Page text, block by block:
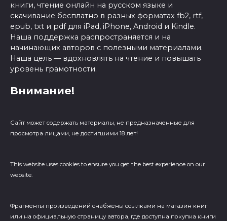
книги, чтение онлайн на русском языке и
скачивание бесплатно в разных форматах fb2, rtf,
epub, txt и pdf для iPad, iPhone, Android и Kindle.
Наша поддержка распространяется и на
начинающих авторов с полезными материалами.
Наша цель — вдохновлять на чтение и повышать
уровень грамотности.
Внимание!
Сайт может содержать материалы, не предназначенные для
просмотра лицами, не достигшими 18 лет!
This website uses cookies to ensure you get the best experience on our
website.
Фрагменты произведений cнабжены ссылками на магазин книг
или на официальную страницу автора, где доступна покупка книги